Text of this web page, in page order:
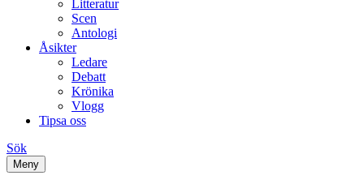
Litteratur
Scen
Antologi
Åsikter
Ledare
Debatt
Krönika
Vlogg
Tipsa oss
Sök
Meny